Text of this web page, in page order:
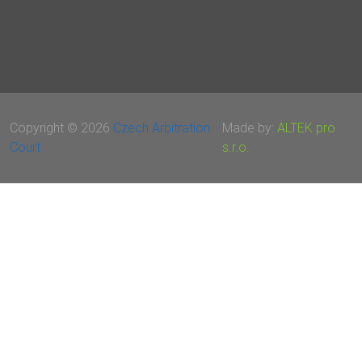
Copyright © 2026 Czech Arbitration
Court
Made by: ALTEK pro
s.r.o.